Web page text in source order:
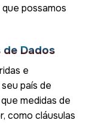
possamos
Dados
e
país de
medidas de
como cláusulas